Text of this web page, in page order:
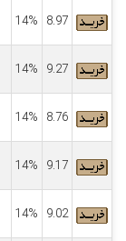
8.97
14%
9.27
14%
8.76
14%
9.17
14%
9.02
14%